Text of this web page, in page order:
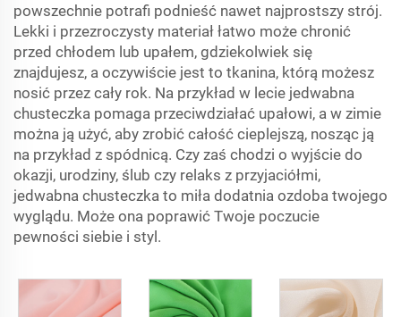
powszechnie potrafi podnieść nawet najprostszy strój.
Lekki i przezroczysty materiał łatwo może chronić
przed chłodem lub upałem, gdziekolwiek się
znajdujesz, a oczywiście jest to tkanina, którą możesz
nosić przez cały rok. Na przykład w lecie jedwabna
chusteczka pomaga przeciwdziałać upałowi, a w zimie
można ją użyć, aby zrobić całość cieplejszą, nosząc ją
na przykład z spódnicą. Czy zaś chodzi o wyjście do
okazji, urodziny, ślub czy relaks z przyjaciółmi,
jedwabna chusteczka to miła dodatnia ozdoba twojego
wyglądu. Może ona poprawić Twoje poczucie
pewności siebie i styl.